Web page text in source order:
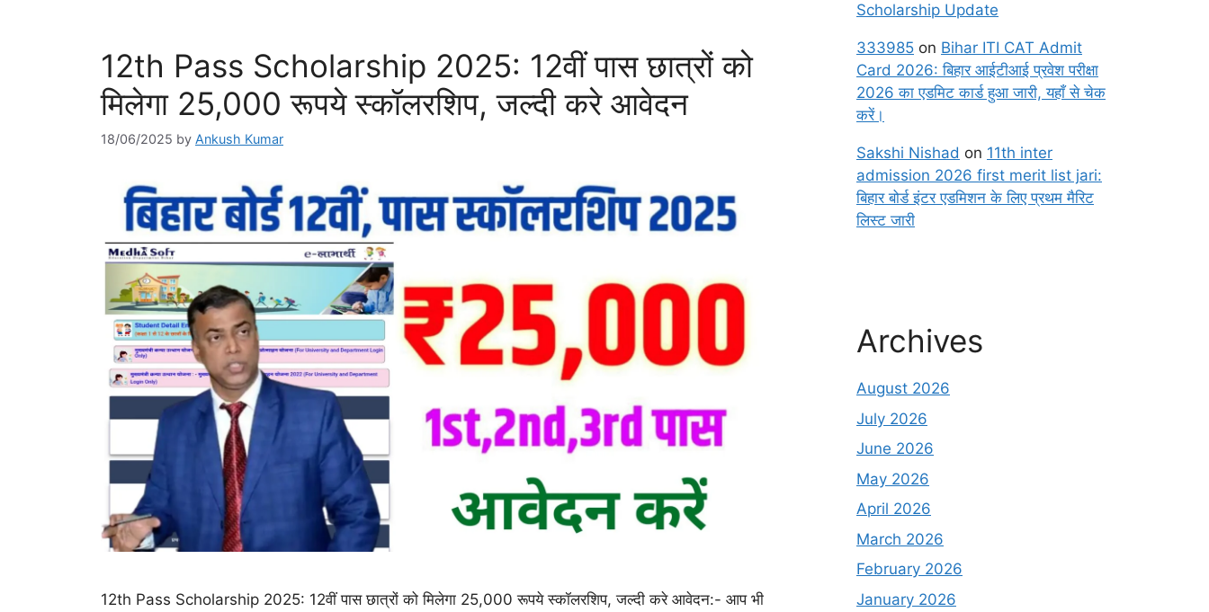
12th Pass Scholarship 2025: 12वीं पास छात्रों को
मिलेगा 25,000 रूपये स्कॉलरशिप, जल्दी करे आवेदन
18/06/2025 by Ankush Kumar
12th Pass Scholarship 2025: 12वीं पास छात्रों को मिलेगा 25,000 रूपये स्कॉलरशिप, जल्दी करे आवेदन:- आप भी
Scholarship Update
333985 on Bihar ITI CAT Admit
Card 2026: बिहार आईटीआई प्रवेश परीक्षा
2026 का एडमिट कार्ड हुआ जारी, यहाँ से चेक
करें।
Sakshi Nishad on 11th inter
admission 2026 first merit list jari:
बिहार बोर्ड इंटर एडमिशन के लिए प्रथम मैरिट
लिस्ट जारी
Archives
August 2026
July 2026
June 2026
May 2026
April 2026
March 2026
February 2026
January 2026